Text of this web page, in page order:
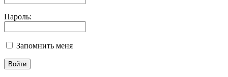
Пароль:
Запомнить меня